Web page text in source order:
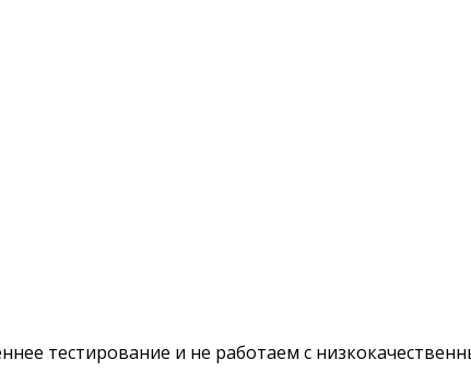
тестирование и не работаем с